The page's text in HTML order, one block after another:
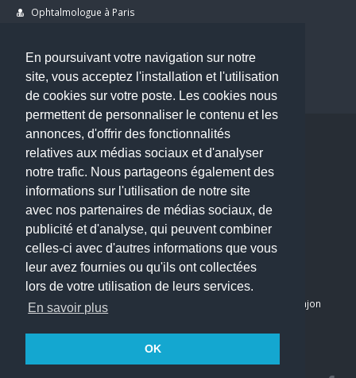
En poursuivant votre navigation sur notre
site, vous acceptez l'installation et l'utilisation
de cookies sur votre poste. Les cookies nous
permettent de personnaliser le contenu et les
annonces, d'offrir des fonctionnalités
relatives aux médias sociaux et d'analyser
notre trafic. Nous partageons également des
informations sur l'utilisation de notre site
avec nos partenaires de médias sociaux, de
publicité et d'analyse, qui peuvent combiner
celles-ci avec d'autres informations que vous
leur avez fournies ou qu'ils ont collectées
lors de votre utilisation de leurs services.
En savoir plus
OK
Ophtalmologue à Paris
Dentiste à Paris
Copyright © 2026 . All Rights Reserved.
choisirunmedecin@gmail.com
Nous contacter
Accueil
Blog
Mon compte
Dernier avis : PASCAL DELCAMPE, Chirurgien maxillo-faciale à Arpajon